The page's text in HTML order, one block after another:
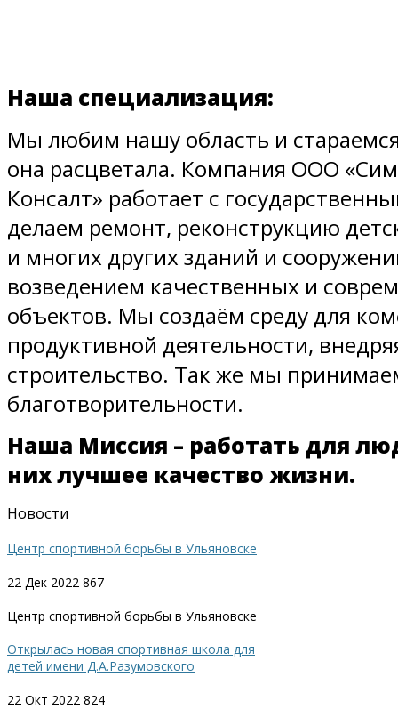
Наша специализация:
Мы любим нашу область и
она расцветала. Компания ООО
Консалт» работает с
делаем ремонт, реконструкцию
и многих других зданий и
возведением качественных и
объектов. Мы создаём среду для
продуктивной деятельности,
строительство. Так же мы
благотворительности.
Наша Миссия – работать для
них лучшее качество жизни.
Новости
Центр спортивной борьбы в Ульяновске
22 Дек 2022 867
Центр спортивной борьбы в Ульяновске
Открылась новая спортивная школа для
детей имени Д.А.Разумовского
22 Окт 2022 824